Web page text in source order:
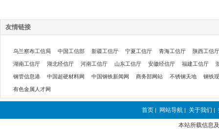
友情链接
乌兰察布工信局 中国工信部 新疆工信厅 宁夏工信厅 青海工信厅 陕西工信厅
湖南工信厅 湖北经信厅 河南工信厅 山东工信厅 安徽经信厅 福建工信厅
钢管信息港 中国超硬材料网 中国钢铁新闻网 商务部网站 不锈钢天地 钢铁
有色金属人才网
首页 | 网站导航 | 关于我们 |
本站所载信息